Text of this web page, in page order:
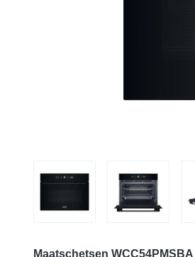
Maatschetsen